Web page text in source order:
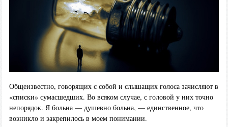
Общеизвестно, говорящих с собой и слышащих голоса зачисляют в
«списки» сумасшедших. Во всяком случае, с головой у них точно
непорядок. Я больна — душевно больна, — единственное, что
возникло и закрепилось в моем понимании.